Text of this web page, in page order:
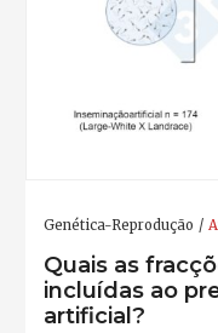
Genética-Reprodução
Quais as
incluídas ao
artificial?